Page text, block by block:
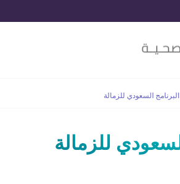
البرنامج السعودي للزمالة
للزمالة